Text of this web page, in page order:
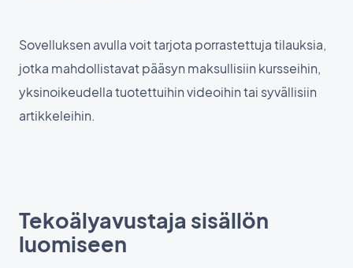
Sovelluksen avulla voit tarjota porrastettuja tilauksia,
jotka mahdollistavat pääsyn maksullisiin kursseihin,
yksinoikeudella tuotettuihin videoihin tai syvällisiin
artikkeleihin.
Tekoälyavustaja sisällön
luomiseen